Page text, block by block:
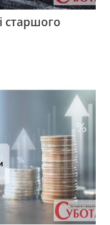
старшого